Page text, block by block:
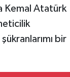
Kemal Atatürk
bir